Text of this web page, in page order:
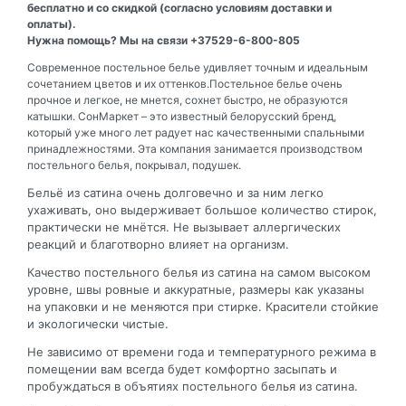
бесплатно и со скидкой (согласно условиям доставки и
оплаты).
Нужна помощь? Мы на связи +37529-6-800-805
Современное постельное белье удивляет точным и идеальным
сочетанием цветов и их оттенков.Постельное белье очень
прочное и легкое, не мнется, сохнет быстро, не образуются
катышки. СонМаркет – это известный белорусский бренд,
который уже много лет радует нас качественными спальными
принадлежностями. Эта компания занимается производством
постельного белья, покрывал, подушек.
Бельё из сатина очень долговечно и за ним легко
ухаживать, оно выдерживает большое количество стирок,
практически не мнётся. Не вызывает аллергических
реакций и благотворно влияет на организм.
Качество постельного белья из сатина на самом высоком
уровне, швы ровные и аккуратные, размеры как указаны
на упаковки и не меняются при стирке. Красители стойкие
и экологически чистые.
Не зависимо от времени года и температурного режима в
помещении вам всегда будет комфортно засыпать и
пробуждаться в объятиях постельного белья из сатина.